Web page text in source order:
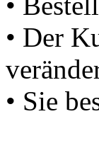
• Der
• Sie